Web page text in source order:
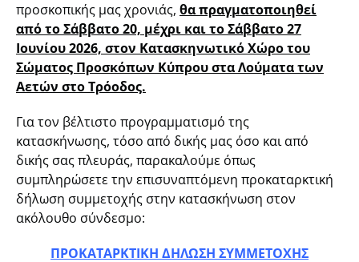
προσκοπικής μας χρονιάς, θα πραγματοποιηθεί
από το Σάββατο 20, μέχρι και το Σάββατο 27
Ιουνίου 2026, στον Κατασκηνωτικό Χώρο του
Σώματος Προσκόπων Κύπρου στα Λούματα των
Αετών στο Τρόοδος.
Για τον βέλτιστο προγραμματισμό της
κατασκήνωσης, τόσο από δικής μας όσο και από
δικής σας πλευράς, παρακαλούμε όπως
συμπληρώσετε την επισυναπτόμενη προκαταρκτική
δήλωση συμμετοχής στην κατασκήνωση στον
ακόλουθο σύνδεσμο:
ΠΡΟΚΑΤΑΡΚΤΙΚΗ ΔΗΛΩΣΗ ΣΥΜΜΕΤΟΧΗΣ